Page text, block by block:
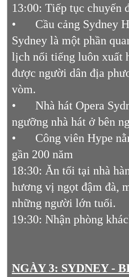
13:00: Tiếp tục chuyến
•
Cầu cảng Sydney
Sydney là một phần
lịch nổi tiếng luôn xuất
được người dân địa
vòm.
•
Nhà hát Opera
ngưỡng nhà hát ở bên
•
Công viên Hype
gần 200 năm
18:30: Ăn tối tại nhà
hương vị ngọt đậm đà,
những người lớn tuổi.
19:30: Nhận phòng
NGÀY 3: SYDNEY -